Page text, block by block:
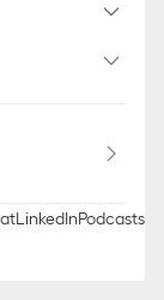
LinkedInPodcasts